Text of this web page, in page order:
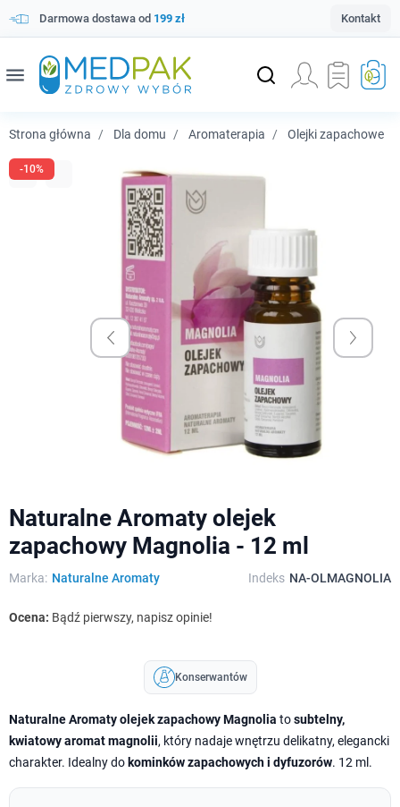
Darmowa dostawa od 199 zł Kontakt
menu
Strona główna Dla domu Aromaterapia Olejki zapachowe
-10%
Naturalne Aromaty olejek
zapachowy Magnolia - 12 ml
Marka: Naturalne Aromaty Indeks NA-OLMAGNOLIA
Ocena: Bądź pierwszy, napisz opinie!
Konserwantów
Naturalne Aromaty olejek zapachowy Magnolia tosubtelny,
kwiatowy aromat magnolii, który nadaje wnętrzu delikatny, elegancki
charakter. Idealny do kominków zapachowych i dyfuzorów. 12 ml.